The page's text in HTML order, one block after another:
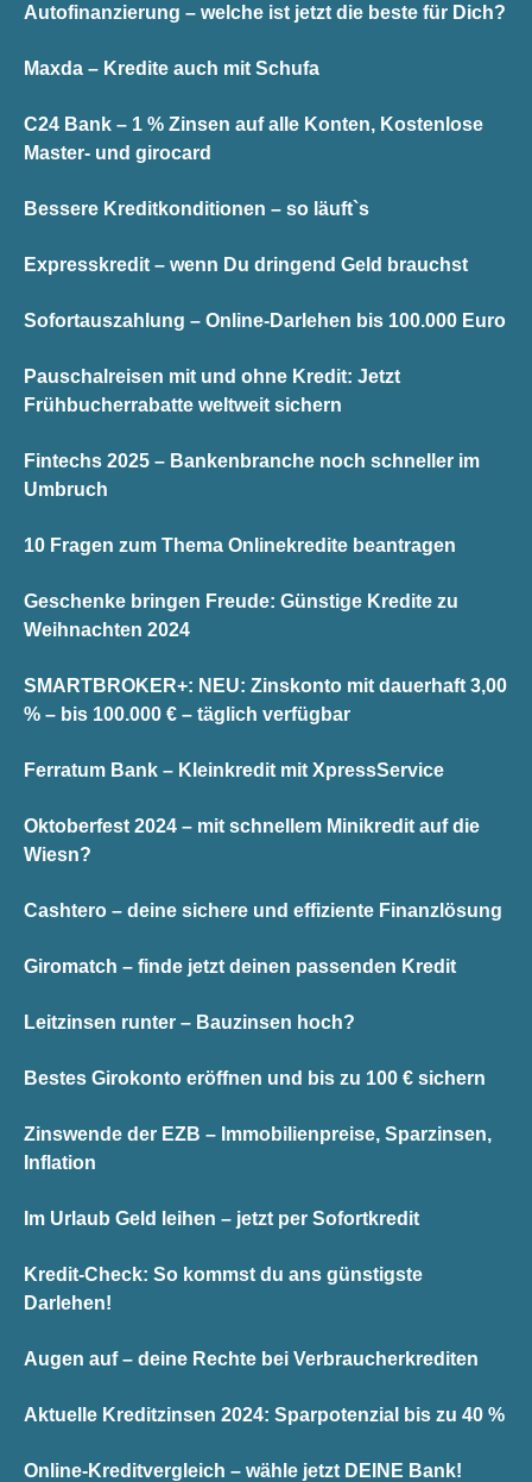
Autofinanzierung – welche ist jetzt die beste für Dich?
Maxda – Kredite auch mit Schufa
C24 Bank – 1 % Zinsen auf alle Konten, Kostenlose
Master- und girocard
Bessere Kreditkonditionen – so läuft`s
Expresskredit – wenn Du dringend Geld brauchst
Sofortauszahlung – Online-Darlehen bis 100.000 Euro
Pauschalreisen mit und ohne Kredit: Jetzt
Frühbucherrabatte weltweit sichern
Fintechs 2025 – Bankenbranche noch schneller im
Umbruch
10 Fragen zum Thema Onlinekredite beantragen
Geschenke bringen Freude: Günstige Kredite zu
Weihnachten 2024
SMARTBROKER+: NEU: Zinskonto mit dauerhaft 3,00
% – bis 100.000 € – täglich verfügbar
Ferratum Bank – Kleinkredit mit XpressService
Oktoberfest 2024 – mit schnellem Minikredit auf die
Wiesn?
Cashtero – deine sichere und effiziente Finanzlösung
Giromatch – finde jetzt deinen passenden Kredit
Leitzinsen runter – Bauzinsen hoch?
Bestes Girokonto eröffnen und bis zu 100 € sichern
Zinswende der EZB – Immobilienpreise, Sparzinsen,
Inflation
Im Urlaub Geld leihen – jetzt per Sofortkredit
Kredit-Check: So kommst du ans günstigste
Darlehen!
Augen auf – deine Rechte bei Verbraucherkrediten
Aktuelle Kreditzinsen 2024: Sparpotenzial bis zu 40 %
Online-Kreditvergleich – wähle jetzt DEINE Bank!